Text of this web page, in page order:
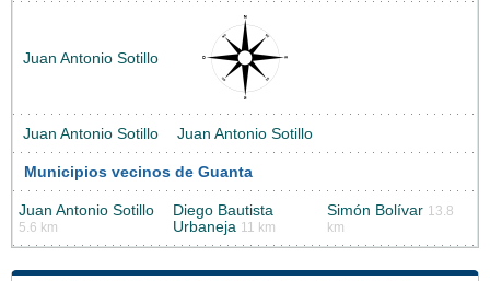
Juan Antonio Sotillo
Juan Antonio Sotillo Juan Antonio Sotillo
Municipios vecinos de Guanta
Juan Antonio Sotillo
5.6 km
Diego Bautista
Urbaneja 11 km
Simón Bolívar 13.8
km